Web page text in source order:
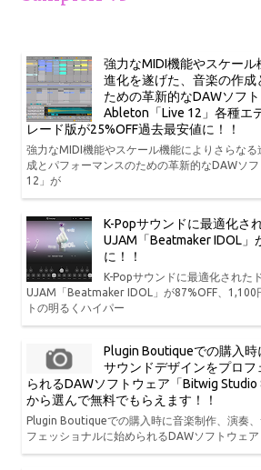
強力なMIDI機能やスケー
進化を遂げた、音楽の作
ための革新的なDAWソフ
Ableton「Live 12」各種エ
レード版が25%OFF過去最安値に！！
強力なMIDI機能やスケール機能によりさらな
成とパフォーマンスのための革新的なDAWソ
12」が
K-Popサウンドに最適化さ
UJAM「Beatmaker IDOL」
に！！
K-Popサウンドに最適化された
UJAM「Beatmaker IDOL」が87%OFF、1,100
トの明るくハイパー
Plugin Boutiqueでの購入時
サウンドデザインをプロフ
られるDAWソフトウェア「Bitwig Studio
から選んで無料でもらえます！！
Plugin Boutiqueでの購入時に音楽制作、演奏
フェッショナルに始められるDAWソフトウェ